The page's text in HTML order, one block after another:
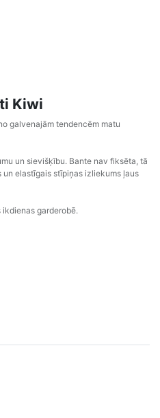
Kiwi
galvenajām tendencēm matu
un sievišķību. Bante nav fiksēta, tā
un elastīgais stīpiņas izliekums ļaus
garderobē.